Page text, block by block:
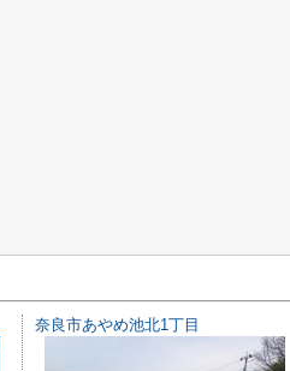
奈良市あやめ池北1丁目